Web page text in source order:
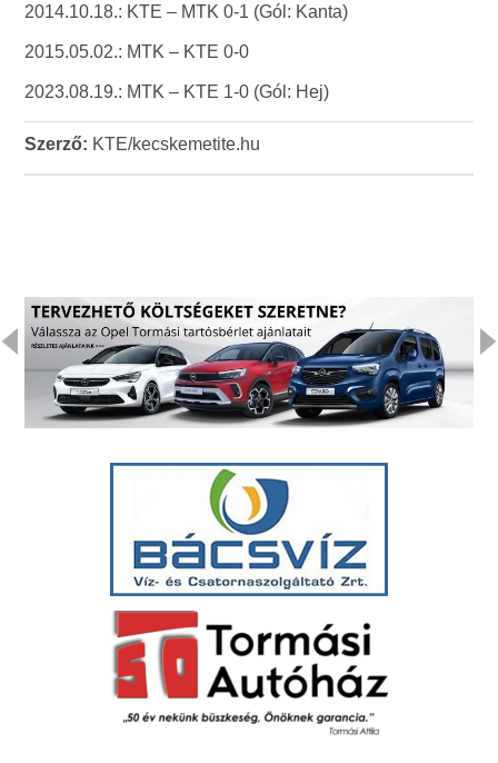
2014.10.18.: KTE – MTK 0-1 (Gól: Kanta)
2015.05.02.: MTK – KTE 0-0
2023.08.19.: MTK – KTE 1-0 (Gól: Hej)
Szerző: KTE/kecskemetite.hu